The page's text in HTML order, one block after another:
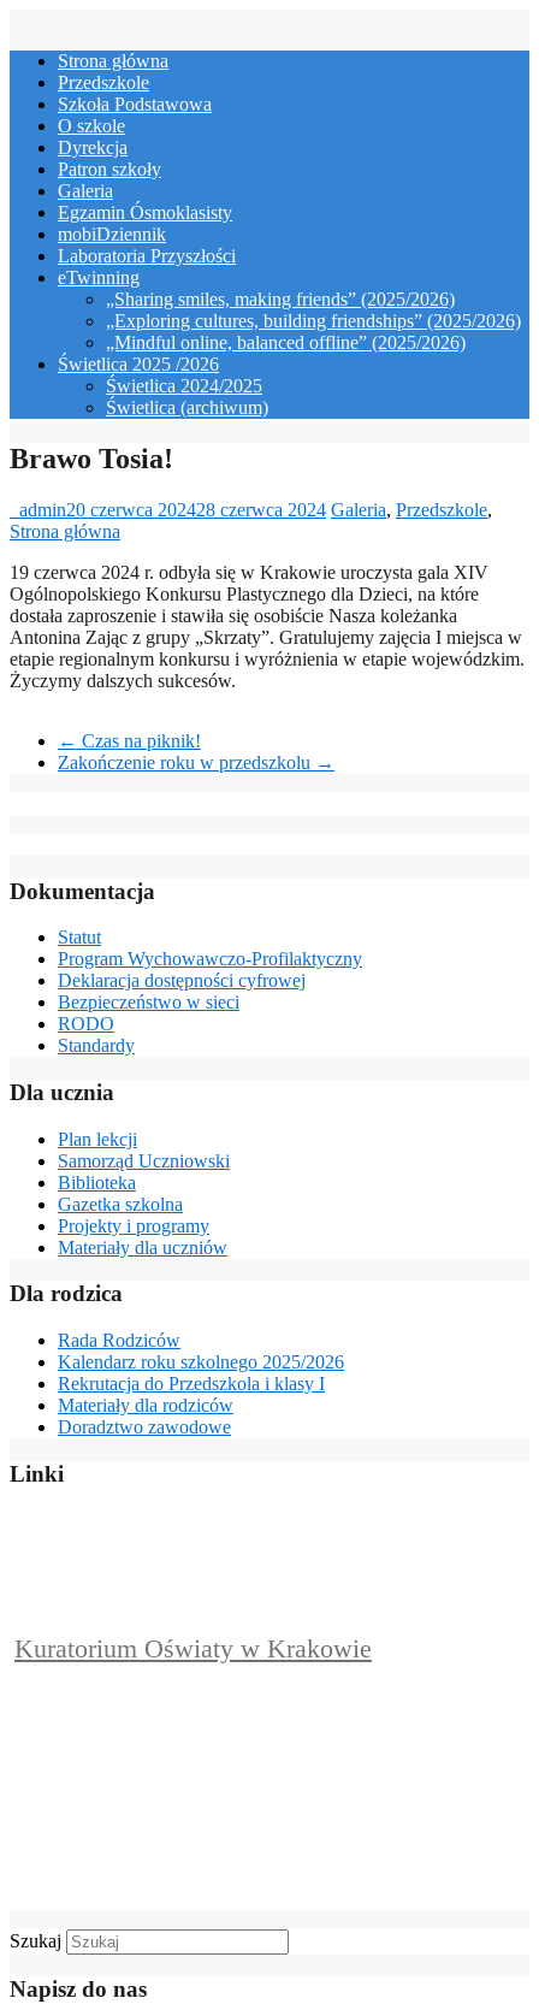
contentStrona główna
Przedszkole
Szkoła Podstawowa
O szkole
Dyrekcja
Patron szkoły
Galeria
Egzamin Ósmoklasisty
mobiDziennik
Laboratoria Przyszłości
eTwinning
„Sharing smiles, making friends” (2025/2026)
„Exploring cultures, building friendships” (2025/2026)
„Mindful online, balanced offline” (2025/2026)
Świetlica 2025 /2026
Świetlica 2024/2025
Świetlica (archiwum)
Brawo Tosia!
_admin20 czerwca 202428 czerwca 2024 Galeria, Przedszkole,
Strona główna
19 czerwca 2024 r. odbyła się w Krakowie uroczysta gala XIV
Ogólnopolskiego Konkursu Plastycznego dla Dzieci, na które
dostała zaproszenie i stawiła się osobiście Nasza koleżanka
Antonina Zając z grupy „Skrzaty”. Gratulujemy zajęcia I miejsca w
etapie regionalnym konkursu i wyróżnienia w etapie wojewódzkim.
Życzymy dalszych sukcesów.
← Czas na piknik!
Zakończenie roku w przedszkolu →
Dokumentacja
Statut
Program Wychowawczo-Profilaktyczny
Deklaracja dostępności cyfrowej
Bezpieczeństwo w sieci
RODO
Standardy
Dla ucznia
Plan lekcji
Samorząd Uczniowski
Biblioteka
Gazetka szkolna
Projekty i programy
Materiały dla uczniów
Dla rodzica
Rada Rodziców
Kalendarz roku szkolnego 2025/2026
Rekrutacja do Przedszkola i klasy I
Materiały dla rodziców
Doradztwo zawodowe
Linki
Kuratorium Oświaty w Krakowie
Szukaj
Napisz do nas